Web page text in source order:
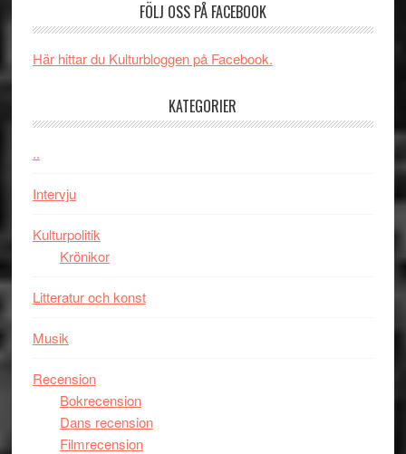
storform
styra
människans
FÖLJ OSS PÅ FACEBOOK
Här hittar du Kulturbloggen på Facebook.
KATEGORIER
..
Intervju
Kulturpolitik
Krönikor
Litteratur och konst
Musik
Recension
Bokrecension
Dans recension
Filmrecension